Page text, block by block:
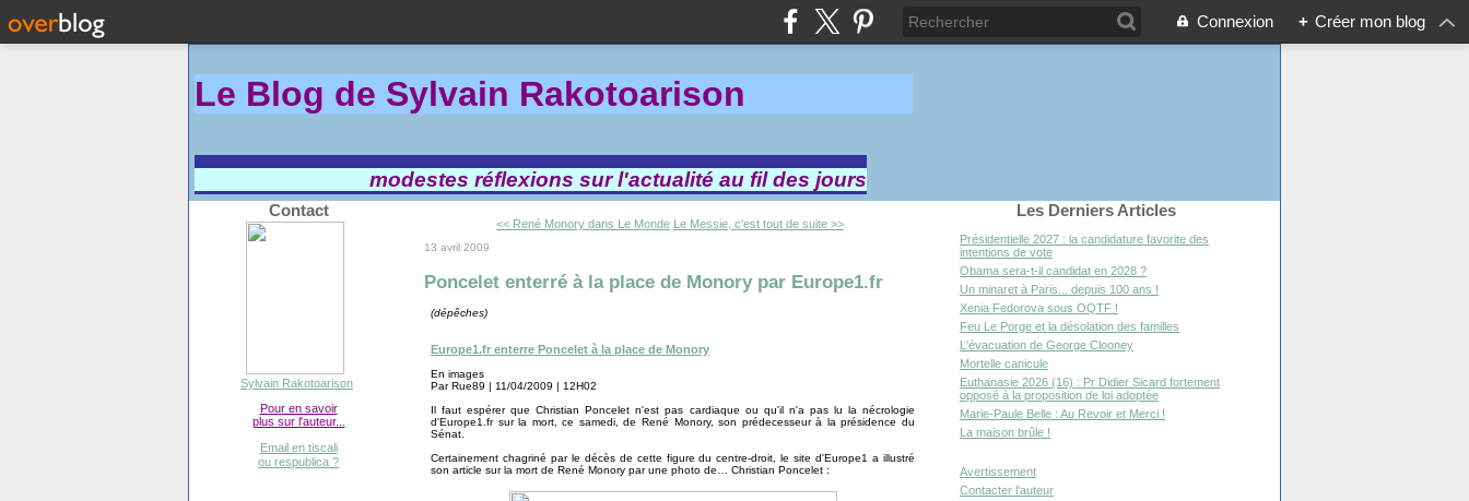
Connexion + Créer mon blog
Le Blog de Sylvain Rakotoarison
modestes réflexions sur l'actualité au fil des jours
Contact
Sylvain Rakotoarison
Pour en savoir
plus sur l'auteur...
Email en tiscali
ou respublica ?
<< René Monory dans Le Monde Le Messie, c'est tout de suite >>
13 avril 2009
Poncelet enterré à la place de Monory par Europe1.fr
(dépêches)
Europe1.fr enterre Poncelet à la place de Monory
En images
Par Rue89 | 11/04/2009 | 12H02
Il faut espérer que Christian Poncelet n'est pas cardiaque ou qu'il n'a pas lu la nécrologie
d'Europe1.fr sur la mort, ce samedi, de René Monory, son prédecesseur à la présidence du
Sénat.
Certainement chagriné par le décès de cette figure du centre-droit, le site d'Europe1 a illustré
son article sur la mort de René Monory par une photo de… Christian Poncelet :
Les Derniers Articles
Présidentielle 2027 : la candidature favorite des
intentions de vote
Obama sera-t-il candidat en 2028 ?
Un minaret à Paris... depuis 100 ans !
Xenia Fedorova sous OQTF !
Feu Le Porge et la désolation des familles
L'évacuation de George Clooney
Mortelle canicule
Euthanasie 2026 (16) : Pr Didier Sicard fortement
opposé à la proposition de loi adoptée
Marie-Paule Belle : Au Revoir et Merci !
La maison brûle !
Avertissement
Contacter l'auteur